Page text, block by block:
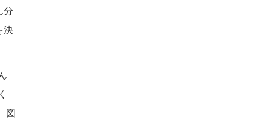
分
決
図